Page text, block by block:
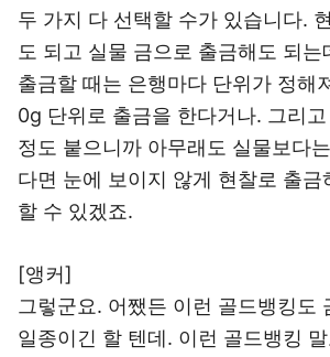
두 가지 다 선택할 수가 있습니다.
도 되고 실물 금으로 출금해도 되는
출금할 때는 은행마다 단위가 정해
0g 단위로 출금을 한다거나. 그리
정도 붙으니까 아무래도 실물보다
다면 눈에 보이지 않게 현찰로 출금
할 수 있겠죠.
[앵커]
그렇군요. 어쨌든 이런 골드뱅킹도
일종이긴 할 텐데. 이런 골드뱅킹